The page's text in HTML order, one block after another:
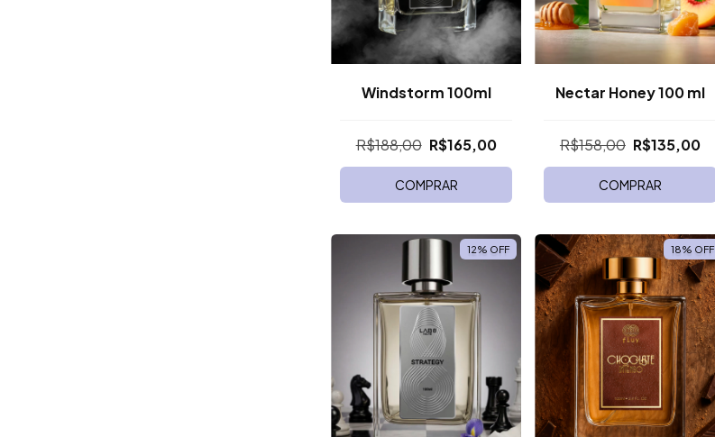
Windstorm 100ml
R$188,00 R$165,00
COMPRAR
Nectar Honey 100 ml
R$158,00 R$135,00
COMPRAR
12% OFF 18% OFF